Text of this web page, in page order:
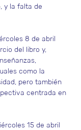
y la falta de
8 de abril
del libro y,
como la
pero también
centrada en
15 de abril